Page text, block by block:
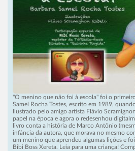
"O menino que não foi à escola" foi o
Samel Rocha Tostes, escrito em 1989,
Ilustrado pelo amigo artista Flávio
papel na época e agora o redesenhou
livro conta a história de Marco Antônio
infância da autora, que morava no mesmo
um menino que aprendeu algumas lições e
Bibi Boss Xereta. Leia para uma criança!